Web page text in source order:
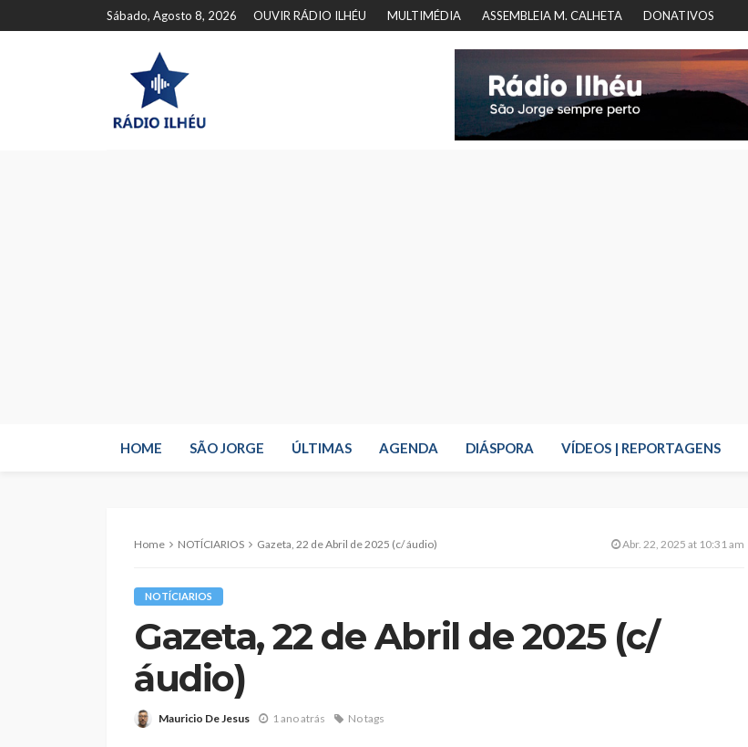
Sábado, Agosto 8, 2026 OUVIR RÁDIO ILHÉU MULTIMÉDIA ASSEMBLEIA M. CALHETA DONATIVOS
HOME SÃO JORGE ÚLTIMAS AGENDA DIÁSPORA VÍDEOS | REPORTAGENS
Home NOTÍCIARIOS Gazeta, 22 de Abril de 2025 (c/ áudio) Abr. 22, 2025 at 10:31 am
NOTÍCIARIOS
Gazeta, 22 de Abril de 2025 (c/
áudio)
Mauricio De Jesus 1 ano atrás No tags